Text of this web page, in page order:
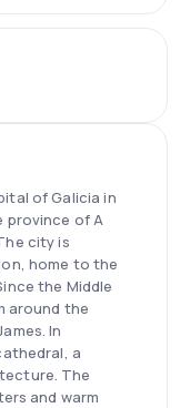
of Galicia in
province of A
city is
home to the
the Middle
around the
In
a
The
and warm